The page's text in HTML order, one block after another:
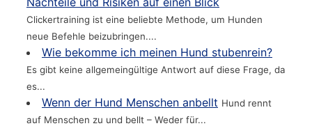
Clickertraining ist eine beliebte Methode, um Hunden
neue Befehle beizubringen....
Wie bekomme ich meinen Hund stubenrein?
Es gibt keine allgemeingültige Antwort auf diese Frage, da
es...
Wenn der Hund Menschen anbellt Hund rennt
auf Menschen zu und bellt – Weder für...